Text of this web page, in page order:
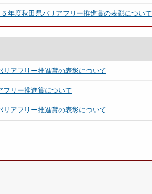
年度秋田県バリアフリー推進賞の表彰について
リアフリー推進賞の表彰について
フリー推進賞について
リアフリー推進賞の表彰について